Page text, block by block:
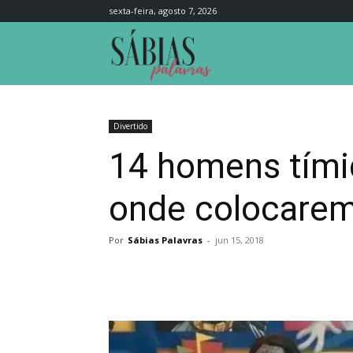
sexta-feira, agosto 7, 2026
Divertido
14 homens
onde
Por Sábias Palavras - jun 15, 2018